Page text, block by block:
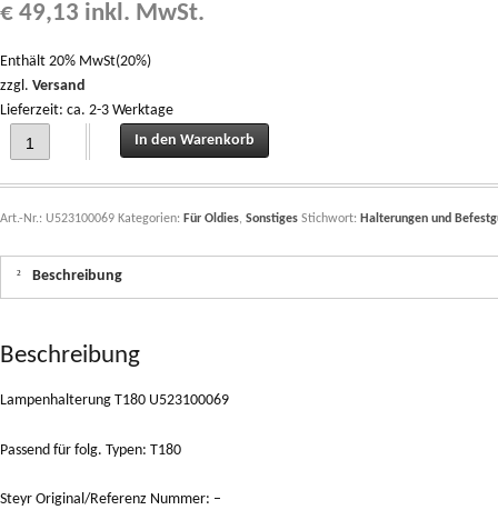
€ 49,13 inkl. MwSt.
Enthält 20% MwSt(20%)
zzgl. Versand
Lieferzeit: ca. 2-3 Werktage
Lampenhalterung für Rückleuchte T180 U523100069 quantity
In den Warenkorb
Art.-Nr.: U523100069 Kategorien: Für Oldies, Sonstiges Stichwort: Halterungen und
Beschreibung
Beschreibung
Lampenhalterung T180 U523100069
Passend für folg. Typen: T180
Steyr Original/Referenz Nummer: –